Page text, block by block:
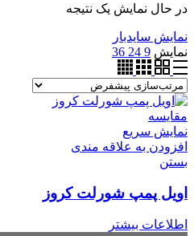
در حال نمایش یک نتیجه
نمایش سایدبار
نمایش 9
24
36
مقایسه
نمایش سریع
افزودن به علاقه مندی
بستن
اویل پمپ شورلت کروز
اطلاعات بیشتر